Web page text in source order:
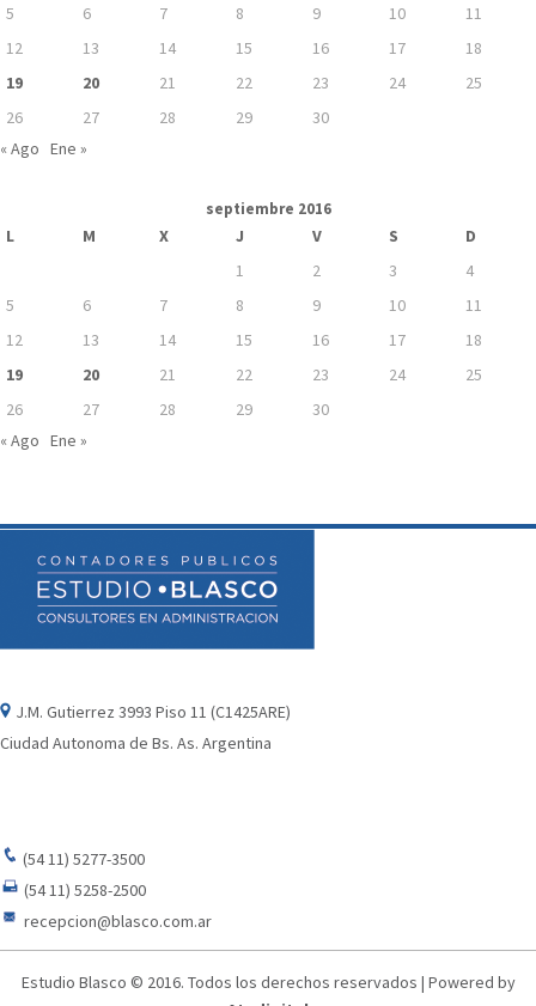
5
6 7 8 9 10
11
12
13 14 15 16 17
18
19
20 21 22 23 24
25
26
27 28 29
30
« Ago Ene »
septiembre 2016
L M X J V S
D
1
2 3
4
5
6 7 8 9 10
11
12
13 14 15 16 17
18
19
20 21 22 23 24
25
26
27 28 29
30
« Ago Ene »
J.M. Gutierrez 3993 Piso 11 (C1425ARE)
Ciudad Autonoma de Bs. As. Argentina
(54 11) 5277-3500
(54 11) 5258-2500
recepcion@blasco.com.ar
Estudio Blasco © 2016. Todos los derechos reservados | Powered by